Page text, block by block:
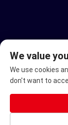
Co., Ltd.
We value
We use cookies
don't want to